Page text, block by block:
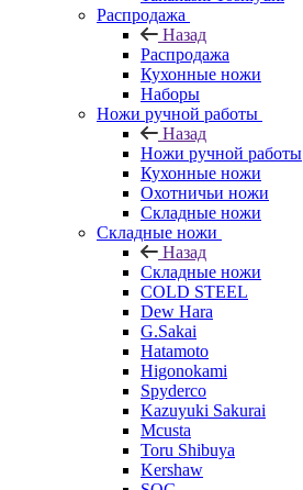
Распродажа
Назад
Распродажа
Кухонные ножи
Наборы
Ножи ручной работы
Назад
Ножи ручной работы
Кухонные ножи
Охотничьи ножи
Складные ножи
Складные ножи
Назад
Складные ножи
COLD STEEL
Dew Hara
G.Sakai
Hatamoto
Higonokami
Spyderco
Kazuyuki Sakurai
Mcusta
Toru Shibuya
Kershaw